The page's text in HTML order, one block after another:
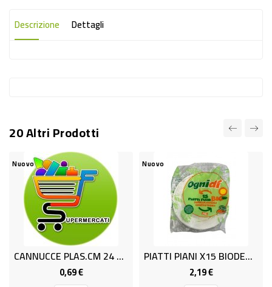
-
STOVIGLIE
DEODORANTI
DETERSIVI
TESSUTI
DETERGENTI
SUPERFICI
ACCESSORI
Descrizione Dettagli
20 Altri Prodotti
Nuovo
CANNUCCE PLAS.CM 24 PZ 40
0,69 €Prezzo
Nuovo
PIATTI PIANI X15 BIODEG OGNIDI
2,19 €Prezzo